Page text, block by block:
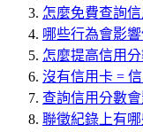
怎麼免費查詢信
哪些行為會影
怎麼提高信用分
沒有信用卡 =
查詢信用分數
聯徵紀錄上有哪